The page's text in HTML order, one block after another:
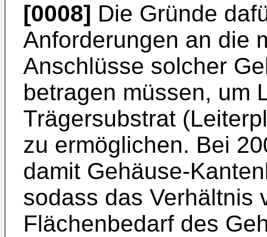
[0008] Die Gründe
Anforderungen an die
Anschlüsse solcher
betra­gen müssen, um
Trägersubstrat
zu ermöglichen. Bei
damit Gehäuse-
sodass das Verhältnis
Flächenbedarf des